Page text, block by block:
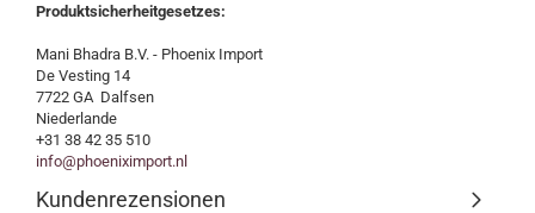
Produktsicherheitgesetzes:
Mani Bhadra B.V. - Phoenix Import
De Vesting 14
7722 GA Dalfsen
Niederlande
+31 38 42 35 510
info@phoeniximport.nl
Kundenrezensionen